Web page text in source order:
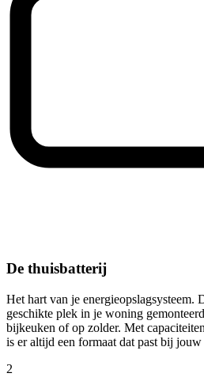
De thuisbatterij
Het hart van je energieopslagsysteem.
geschikte plek in je woning
bijkeuken of op zolder. Met
is er altijd een formaat dat past bij
2